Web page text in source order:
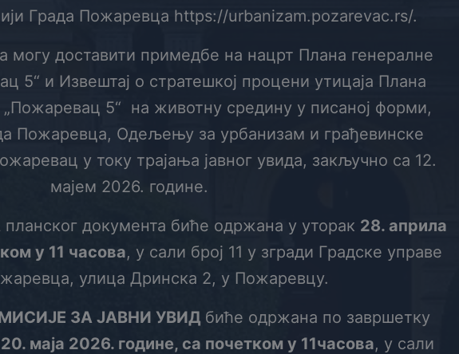
Града Пожаревца https://urbanizam.pozarevac.rs/.
могу доставити примедбе на нацрт Плана генералне
5“ и Извештај о стратешкој процени утицаја Плана
„Пожаревац 5“ на животну средину у писаној форми,
Пожаревца, Одељењу за урбанизам и грађевинске
у току трајања јавног увида, закључно са 12.
мајем 2026. године.
планског документа биће одржана у уторак 28. априла
у 11 часова, у сали број 11 у згради Градске управе
улица Дринска 2, у Пожаревцу.
ЗА ЈАВНИ УВИД биће одржана по завршетку
20. маја 2026. године, са почетком у 11часова, у сали